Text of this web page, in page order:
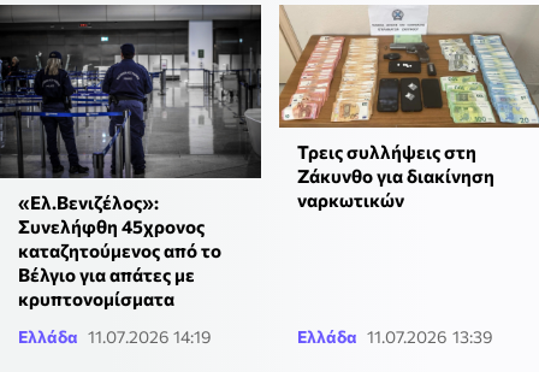
«Ελ.Βενιζέλος»:
Συνελήφθη 45χρονος
καταζητούμενος από το
Βέλγιο για απάτες με
κρυπτονομίσματα
Ελλάδα 11.07.2026 14:19
Τρεις συλλήψεις στη
Ζάκυνθο για διακίνηση
ναρκωτικών
Ελλάδα 11.07.2026 13:39